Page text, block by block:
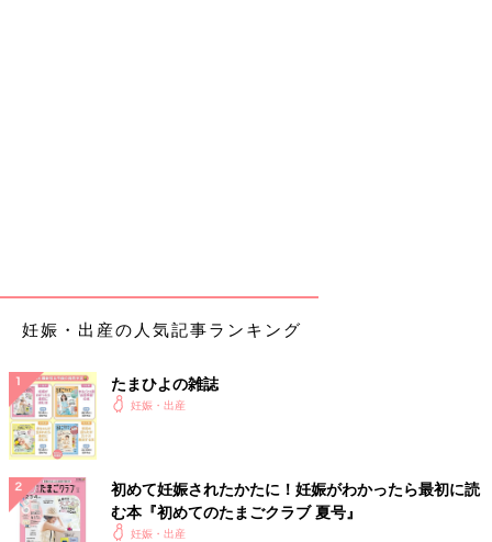
ちゅんさんは入院準備用のワンピースタイプのマタニティパジャ
マや産褥ショーツを購入。産褥ショーツは2枚組を2セット、その
他にもベビー用のレッグウォーマーを3足購入したそう。ベビー
用アイテムも一緒に購入できるのは便利ですね。
スナップボタンがいい！マタニティパジャマ
妊娠・出産の人気記事ランキング
たまひよの雑誌
妊娠・出産
初めて妊娠されたかたに！妊娠がわかったら最初に読
む本『初めてのたまごクラブ 夏号』
妊娠・出産